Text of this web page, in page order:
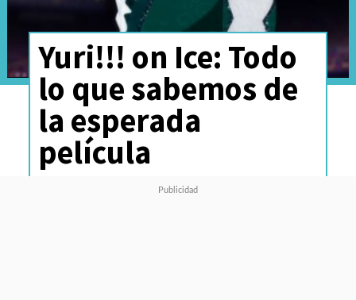
Yuri!!! on Ice: Todo
lo que sabemos de
la esperada
película